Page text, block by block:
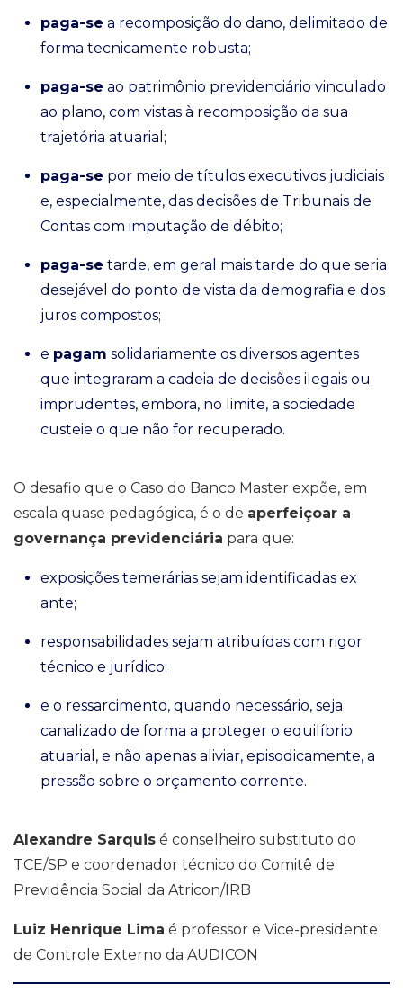
paga-se a recomposição do dano, delimitado de
forma tecnicamente robusta;
paga-se ao patrimônio previdenciário vinculado
ao plano, com vistas à recomposição da sua
trajetória atuarial;
paga-se por meio de títulos executivos judiciais
e, especialmente, das decisões de Tribunais de
Contas com imputação de débito;
paga-se tarde, em geral mais tarde do que seria
desejável do ponto de vista da demografia e dos
juros compostos;
e pagam solidariamente os diversos agentes
que integraram a cadeia de decisões ilegais ou
imprudentes, embora, no limite, a sociedade
custeie o que não for recuperado.
O desafio que o Caso do Banco Master expõe, em
escala quase pedagógica, é o de aperfeiçoar a
governança previdenciária para que:
exposições temerárias sejam identificadas ex
ante;
responsabilidades sejam atribuídas com rigor
técnico e jurídico;
e o ressarcimento, quando necessário, seja
canalizado de forma a proteger o equilíbrio
atuarial, e não apenas aliviar, episodicamente, a
pressão sobre o orçamento corrente.
Alexandre Sarquis é conselheiro substituto do
TCE/SP e coordenador técnico do Comitê de
Previdência Social da Atricon/IRB
Luiz Henrique Lima é professor e Vice-presidente
de Controle Externo da AUDICON